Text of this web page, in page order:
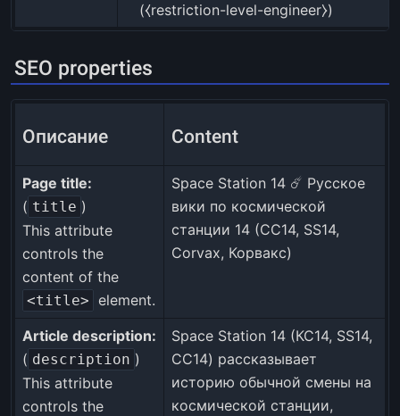
(⧼restriction-level-engineer⧽)
SEO properties
Описание Content
Page title:
( title )
This attribute
controls the
content of the
<title> element.
Space Station 14 ☄️ Русское
вики по космической
станции 14 (CC14, SS14,
Corvax, Корвакс)
Article description:
( description )
This attribute
controls the
Space Station 14 (КС14, SS14,
СС14) рассказывает
историю обычной смены на
космической станции,